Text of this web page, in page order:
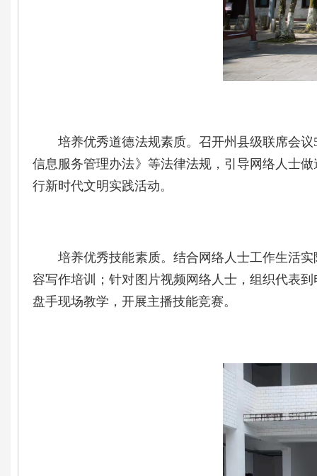
培养优秀道德法规素质。召开州县级联席会议5
信息服务管理办法》等法律法规，引导网络人士
行新时代文明实践活动。
培养优秀技能素质。结合网络人士工作生活实
容写作培训；针对图片视频网络人士，组织代表
盘手现场教学，开展主播技能竞赛。